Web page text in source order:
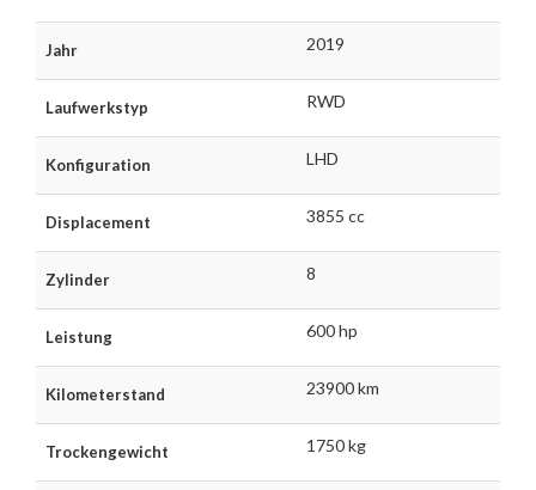
Jahr 2019
Laufwerkstyp RWD
Konfiguration LHD
Displacement 3855 cc
Zylinder 8
Leistung 600 hp
Kilometerstand 23900 km
Trockengewicht 1750 kg